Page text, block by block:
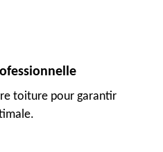
toiture pour garantir